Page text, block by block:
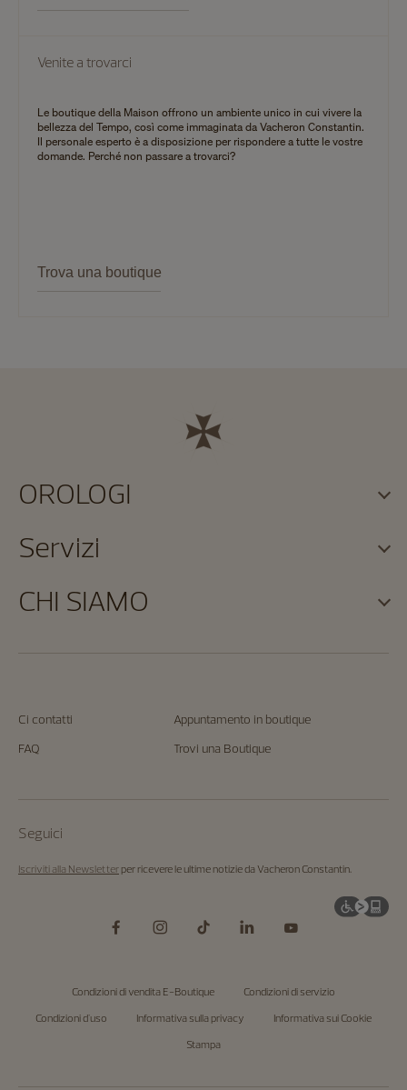
Venite a trovarci
Le boutique della Maison offrono un ambiente unico in cui vivere la
bellezza del Tempo, così come immaginata da Vacheron Constantin.
Il personale esperto è a disposizione per rispondere a tutte le vostre
domande. Perché non passare a trovarci?
Trova una boutique
Ci contatti
Appuntamento in boutique
FAQ
Trovi una Boutique
Seguici
Iscriviti alla Newsletter per ricevere le ultime notizie da Vacheron Constantin.
OROLOGI
Servizi
CHI SIAMO
Condizioni di vendita E-Boutique
Condizioni di servizio
Condizioni d'uso
Informativa sulla privacy
Informativa sui Cookie
Stampa